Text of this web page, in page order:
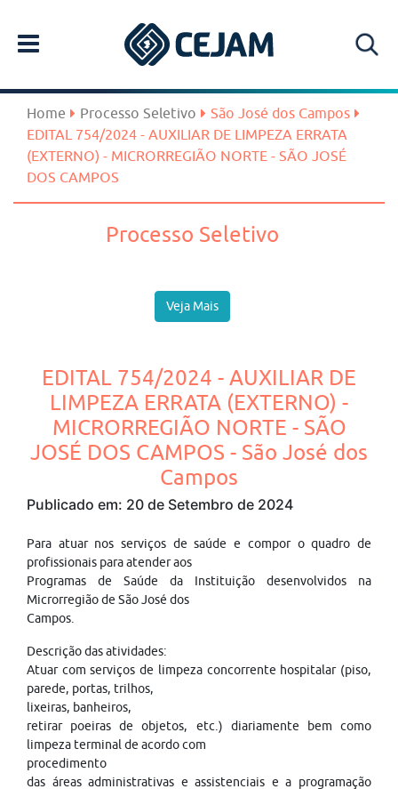
Home Processo Seletivo
São José dos Campos
EDITAL 754/2024 - AUXILIAR DE LIMPEZA ERRATA
(EXTERNO) - MICRORREGIÃO NORTE - SÃO JOSÉ
DOS CAMPOS
Processo Seletivo
Veja Mais
EDITAL 754/2024 - AUXILIAR DE
LIMPEZA ERRATA (EXTERNO) -
MICRORREGIÃO NORTE - SÃO
JOSÉ DOS CAMPOS - São José dos
Campos
Publicado em: 20 de Setembro de 2024
Para atuar nos serviços de saúde e compor o quadro de
profissionais para atender aos
Programas de Saúde da Instituição desenvolvidos na
Microrregião de São José dos
Campos.
Descrição das atividades:
Atuar com serviços de limpeza concorrente hospitalar (piso,
parede, portas, trilhos,
lixeiras, banheiros,
retirar poeiras de objetos, etc.) diariamente bem como
limpeza terminal de acordo com
procedimento
das áreas administrativas e assistenciais e a programação